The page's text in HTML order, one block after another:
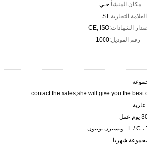
خبي
ST
CE, ISO
1000
contact the sales,she will give you